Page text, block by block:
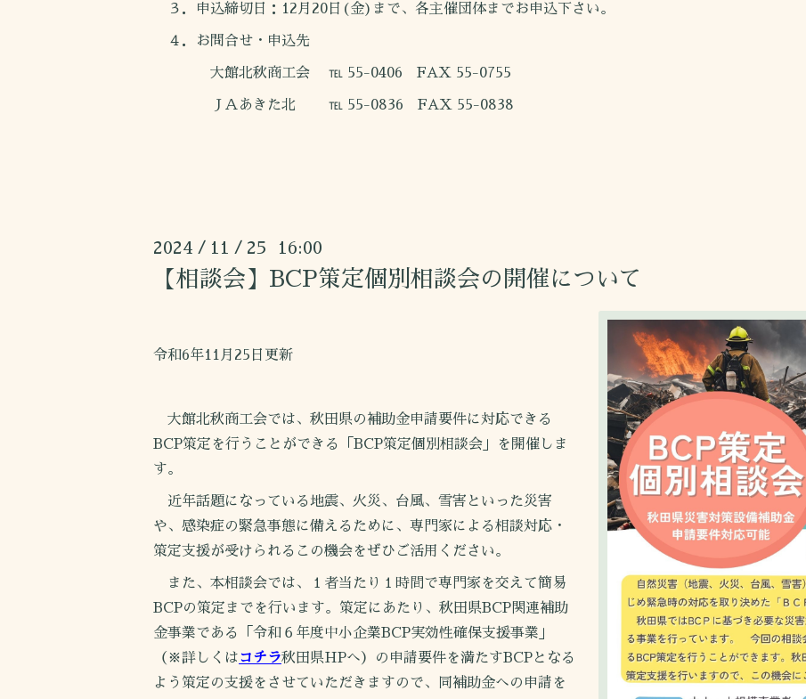
３．申込締切日：12月20日(金)まで、各主催団体までお申込下さい。
４．お問合せ・申込先
大館北秋商工会 ℡ 55-0406 FAX 55-0755
ＪＡあきた北 ℡ 55-0836 FAX 55-0838
2024 / 11 / 25 16:00
【相談会】BCP策定個別相談会の開催について
令和6年11月25日更新
大館北秋商工会では、秋田県の補助金申請要件に対応できる
BCP策定を行うことができる「BCP策定個別相談会」を開催しま
す。
近年話題になっている地震、火災、台風、雪害といった災害
や、感染症の緊急事態に備えるために、専門家による相談対応・
策定支援が受けられるこの機会をぜひご活用ください。
また、本相談会では、１者当たり１時間で専門家を交えて簡易
BCPの策定までを行います。策定にあたり、秋田県BCP関連補助
金事業である「令和６年度中小企業BCP実効性確保支援事業」
（※詳しくはコチラ秋田県HPへ）の申請要件を満たすBCPとなる
よう策定の支援をさせていただきますので、同補助金への申請を